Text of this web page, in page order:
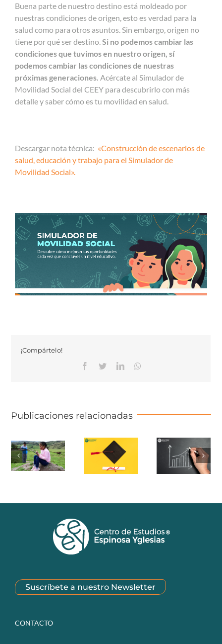
Buena parte de nuestro destino está moldeado por
nuestras condiciones de origen, esto es verdad para la
salud como para otros asuntos. Sin embargo, origen no
tiene por qué ser destino.Si no podemos cambiar las
condiciones que tuvimos en nuestro origen, sí
podemos cambiar las condiciones de nuestras
próximas generaciones. Acércate al Simulador de
Movilidad Social del CEEY para descubrirlo con más
detalle y saber cómo es tu movilidad en salud.
Descargar nota técnica: «Construcción de escenarios de
salud, educación y trabajo para el Simulador de
Movilidad Social».
¡Compártelo!
Facebook
TwitterLinkedinWhatsapp
Publicaciones relacionadas
Suscríbete a nuestro Newsletter
CONTACTO